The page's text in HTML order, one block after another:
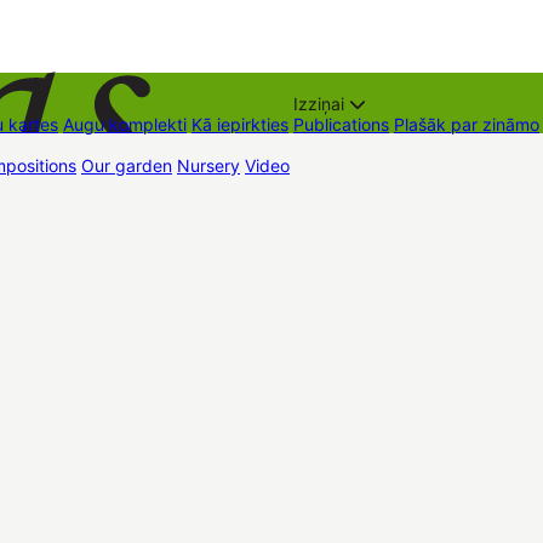
kartes Augu komplekti Kā iepirkties
Izziņai
Publications Plašāk par zināmo
Our garden Nursery Video